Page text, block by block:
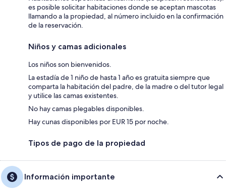
es posible solicitar habitaciones donde se aceptan mascotas
llamando a la propiedad, al número incluido en la confirmación
de la reservación.
Niños y camas adicionales
Los niños son bienvenidos.
La estadía de 1 niño de hasta 1 año es gratuita siempre que
comparta la habitación del padre, de la madre o del tutor legal
y utilice las camas existentes.
No hay camas plegables disponibles.
Hay cunas disponibles por EUR 15 por noche.
Tipos de pago de la propiedad
Información importante